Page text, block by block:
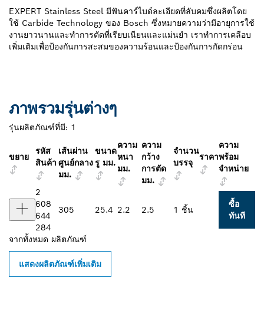
EXPERT Stainless Steel มีฟันคาร์ไบด์ละเอียดที่ลับคมซึ่งผลิตโดย
ใช้ Carbide Technology ของ Bosch ซึ่งหมายความว่ามีอายุการใช้
งานยาวนานและทําการตัดที่เรียบเนียนและแม่นยํา เราทำการเคลือบ
เพิ่มเติมเพื่อป้องกันการสะสมของความร้อนและป้องกันการกัดกร่อน
ภาพรวมรุ่นต่างๆ
รุ่นผลิตภัณฑ์ที่มี: 1
ขยาย
รหัส
สินค้า
เส้นผ่าน
ศูนย์กลาง
มม.
ขนาด
รู มม.
ความ
หนา
มม.
ความ
กว้าง
การตัด
มม.
จำนวน
บรรจุ
ราคา
ความ
พร้อม
จำหน่าย
2
608
644
284
305 25.4 2.2 2.5 1 ชิ้น
ซื้อ
ทันที
จากทั้งหมด ผลิตภัณฑ์
แสดงผลิตภัณฑ์เพิ่มเติม